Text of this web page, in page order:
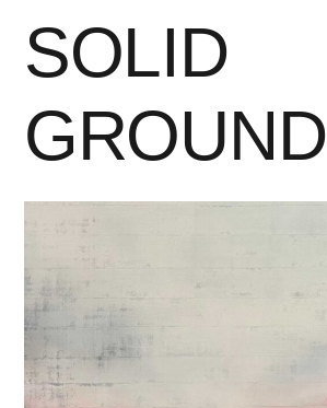
SOLID
GROUND